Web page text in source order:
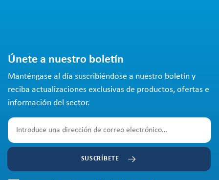
Únete a nuestro boletín
Manténgase al día suscribiéndose a nuestro boletín y
reciba actualizaciones exclusivas de productos, ofertas e
información del sector.
SUSCRÍBETE